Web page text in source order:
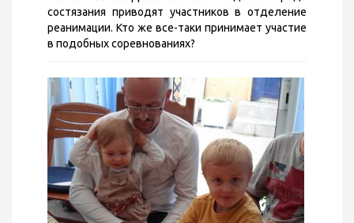
состязания приводят участников в отделение
реанимации. Кто же все-таки принимает участие
в подобных соревнованиях?